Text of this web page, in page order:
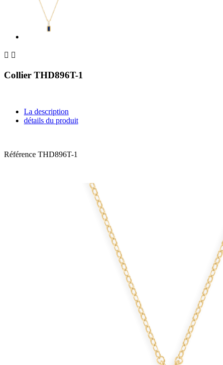
 
Collier THD896T-1
La description
détails du produit
Référence THD896T-1